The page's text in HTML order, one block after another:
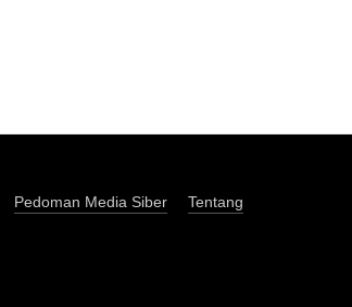
Pedoman Media Siber Tentang